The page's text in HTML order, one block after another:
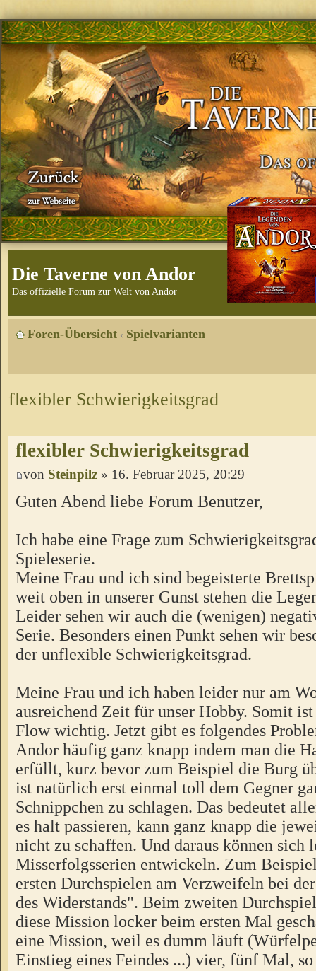
Die Taverne von Andor
Das offizielle Forum zur Welt von Andor
Foren-Übersicht ‹ Spielvarianten
flexibler Schwierigkeitsgrad
flexibler Schwierigkeitsgrad
von Steinpilz » 16. Februar 2025, 20:29
Guten Abend liebe Forum Benutzer,
Ich habe eine Frage zum
Spieleserie.
Meine Frau und ich sind begeisterte
weit oben in unserer Gunst stehen die
Leider sehen wir auch die (wenigen)
Serie. Besonders einen Punkt sehen wir
der unflexible Schwierigkeitsgrad.
Meine Frau und ich haben leider nur am
ausreichend Zeit für unser Hobby. Somit
Flow wichtig. Jetzt gibt es folgendes
Andor häufig ganz knapp indem man die
erfüllt, kurz bevor zum Beispiel die Burg
ist natürlich erst einmal toll dem Gegner
Schnippchen zu schlagen. Das bedeutet
es halt passieren, kann ganz knapp die
nicht zu schaffen. Und daraus können sich
Misserfolgsserien entwickeln. Zum
ersten Durchspielen am Verzweifeln bei
des Widerstands". Beim zweiten
diese Mission locker beim ersten Mal
eine Mission, weil es dumm läuft
Einstieg eines Feindes ...) vier, fünf Mal,